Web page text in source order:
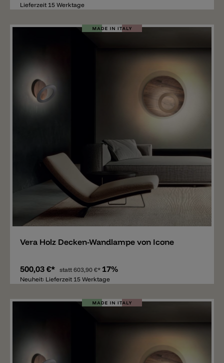
Lieferzeit 15 Werktage
Merken
Vera Holz Decken-Wandlampe von Icone
500,03 €* statt603,90 €* 17%
Neuheit: Lieferzeit 15 Werktage